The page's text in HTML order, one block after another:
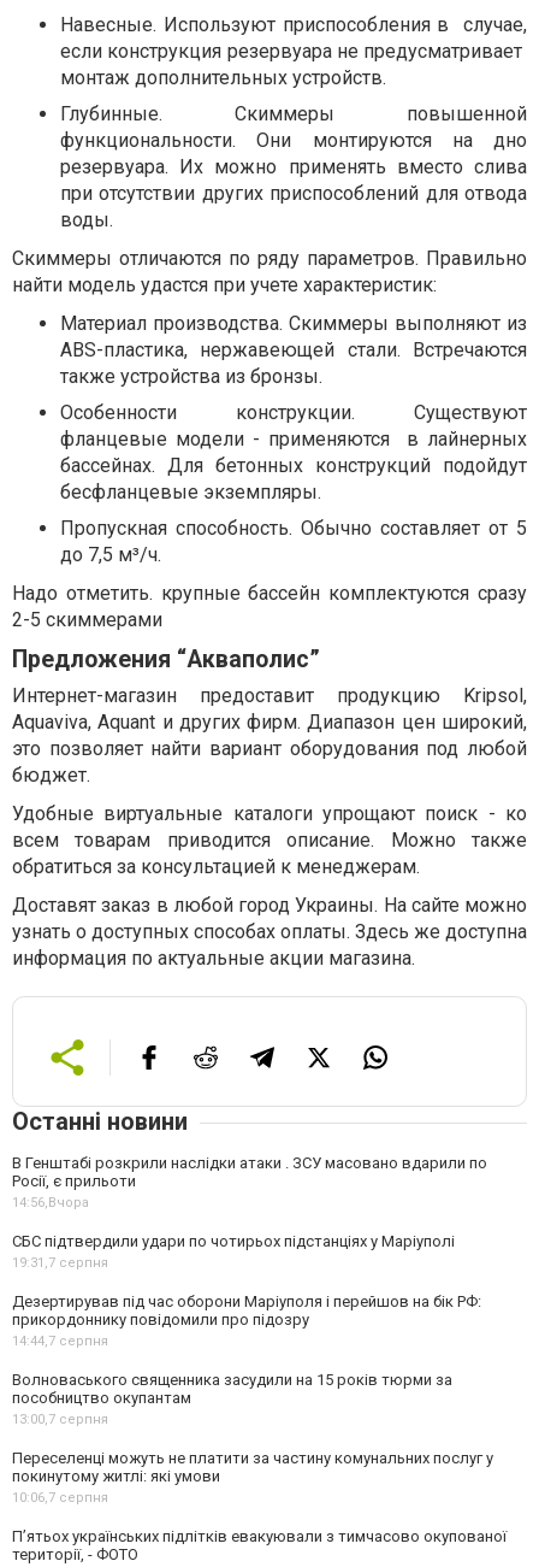
Навесные. Используют приспособления в случае,
если конструкция резервуара не предусматривает
монтаж дополнительных устройств.
Глубинные. Скиммеры повышенной
функциональности. Они монтируются на дно
резервуара. Их можно применять вместо слива
при отсутствии других приспособлений для отвода
воды.
Скиммеры отличаются по ряду параметров. Правильно
найти модель удастся при учете характеристик:
Материал производства. Скиммеры выполняют из
ABS-пластика, нержавеющей стали. Встречаются
также устройства из бронзы.
Особенности конструкции. Существуют
фланцевые модели - применяются в лайнерных
бассейнах. Для бетонных конструкций подойдут
бесфланцевые экземпляры.
Пропускная способность. Обычно составляет от 5
до 7,5 м³/ч.
Надо отметить. крупные бассейн комплектуются сразу
2-5 скиммерами
Предложения “Акваполис”
Интернет-магазин предоставит продукцию Kripsol,
Aquaviva, Aquant и других фирм. Диапазон цен широкий,
это позволяет найти вариант оборудования под любой
бюджет.
Удобные виртуальные каталоги упрощают поиск - ко
всем товарам приводится описание. Можно также
обратиться за консультацией к менеджерам.
Доставят заказ в любой город Украины. На сайте можно
узнать о доступных способах оплаты. Здесь же доступна
информация по актуальные акции магазина.
Останні новини
В Генштабі розкрили наслідки атаки . ЗСУ масовано вдарили по
Росії, є прильоти
14:56,Вчора
СБС підтвердили удари по чотирьох підстанціях у Маріуполі
19:31,7 серпня
Дезертирував під час оборони Маріуполя і перейшов на бік РФ:
прикордоннику повідомили про підозру
14:44,7 серпня
Волноваського священника засудили на 15 років тюрми за
пособництво окупантам
13:00,7 серпня
Переселенці можуть не платити за частину комунальних послуг у
покинутому житлі: які умови
10:06,7 серпня
П’ятьох українських підлітків евакуювали з тимчасово окупованої
території, - ФОТО